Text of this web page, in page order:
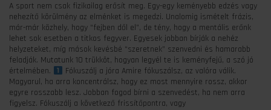
A sport nem csak fizikailag erősít meg. Egy-egy keményebb edzés vagy
nehezítő körülmény az elménket is megedzi. Unalomig ismételt frázis,
már-már közhely, hogy “fejben dől el”, de tény, hogy a mentális erőnk
lehet sok esetben a titkos fegyver. Egyesek jobban bírják a nehéz
helyzeteket, míg mások kevésbé “szeretnek” szenvedni és hamarabb
feladják. Mutatunk 10 trükköt, hogyan legyél te is keményfejű, a szó jó
értelmében.
Fókuszálj a jóra Amire fókuszálsz, az valóra válik.
Magyarul, ha arra koncentrálsz, hogy ez most mennyire rossz, akkor
egyre rosszabb lesz. Jobban fogod bírni a szenvedést, ha nem arra
figyelsz. Fókuszálj a következő frissítőpontra, vagy